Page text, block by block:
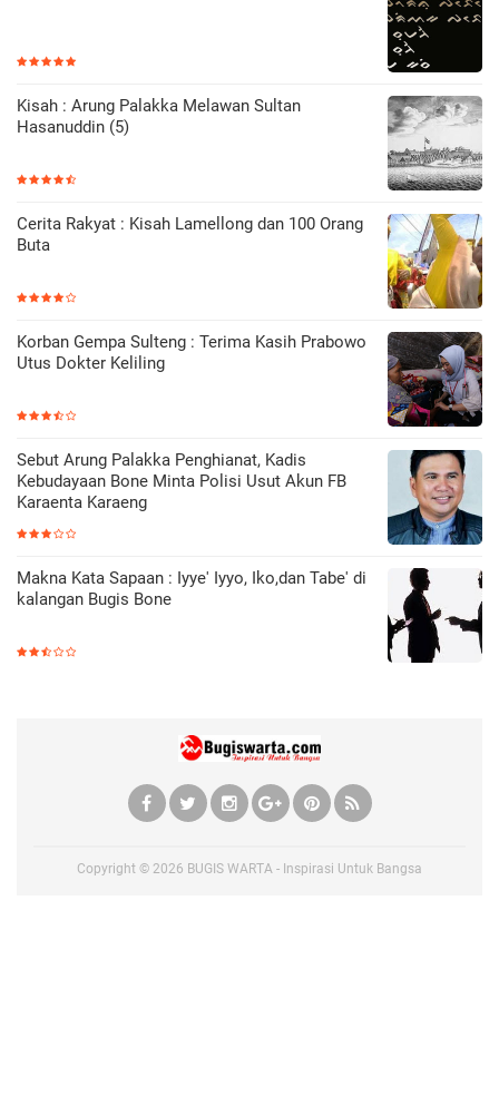
Kisah : Arung Palakka Melawan Sultan
Hasanuddin (5)
Cerita Rakyat : Kisah Lamellong dan 100 Orang
Buta
Korban Gempa Sulteng : Terima Kasih Prabowo
Utus Dokter Keliling
Sebut Arung Palakka Penghianat, Kadis
Kebudayaan Bone Minta Polisi Usut Akun FB
Karaenta Karaeng
Makna Kata Sapaan : Iyye' Iyyo, Iko,dan Tabe' di
kalangan Bugis Bone
Copyright © 2026 BUGIS WARTA - Inspirasi Untuk Bangsa